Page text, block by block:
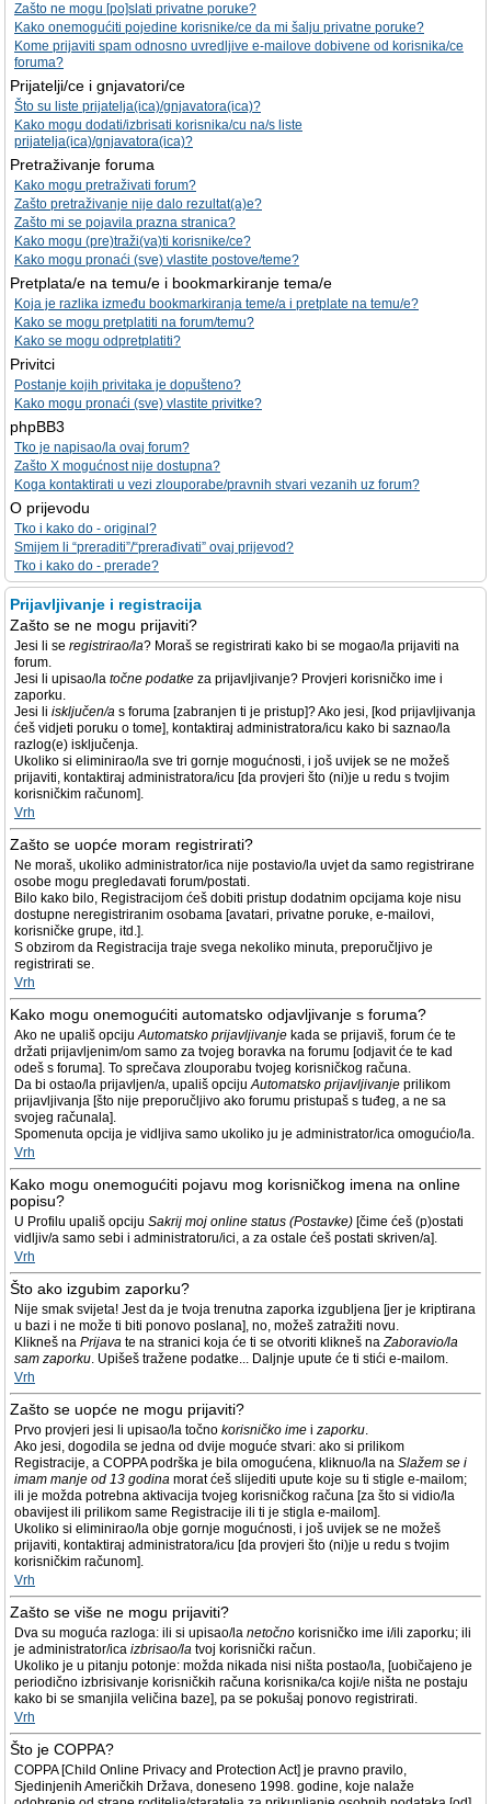
Zašto ne mogu [po]slati privatne poruke?
Kako onemogućiti pojedine korisnike/ce da mi šalju privatne poruke?
Kome prijaviti spam odnosno uvredljive e-mailove dobivene od korisnika/ce
foruma?
Prijatelji/ce i gnjavatori/ce
Što su liste prijatelja(ica)/gnjavatora(ica)?
Kako mogu dodati/izbrisati korisnika/cu na/s liste
prijatelja(ica)/gnjavatora(ica)?
Pretraživanje foruma
Kako mogu pretraživati forum?
Zašto pretraživanje nije dalo rezultat(a)e?
Zašto mi se pojavila prazna stranica?
Kako mogu (pre)traži(va)ti korisnike/ce?
Kako mogu pronaći (sve) vlastite postove/teme?
Pretplata/e na temu/e i bookmarkiranje tema/e
Koja je razlika između bookmarkiranja teme/a i pretplate na temu/e?
Kako se mogu pretplatiti na forum/temu?
Kako se mogu odpretplatiti?
Privitci
Postanje kojih privitaka je dopušteno?
Kako mogu pronaći (sve) vlastite privitke?
phpBB3
Tko je napisao/la ovaj forum?
Zašto X mogućnost nije dostupna?
Koga kontaktirati u vezi zlouporabe/pravnih stvari vezanih uz forum?
O prijevodu
Tko i kako do - original?
Smijem li “preraditi”/“prerađivati” ovaj prijevod?
Tko i kako do - prerade?
Prijavljivanje i registracija
Zašto se ne mogu prijaviti?
Jesi li se registrirao/la? Moraš se registrirati kako bi se mogao/la prijaviti na
forum.
Jesi li upisao/la točne podatke za prijavljivanje? Provjeri korisničko ime i
zaporku.
Jesi li isključen/a s foruma [zabranjen ti je pristup]? Ako jesi, [kod prijavljivanja
ćeš vidjeti poruku o tome], kontaktiraj administratora/icu kako bi saznao/la
razlog(e) isključenja.
Ukoliko si eliminirao/la sve tri gornje mogućnosti, i još uvijek se ne možeš
prijaviti, kontaktiraj administratora/icu [da provjeri što (ni)je u redu s tvojim
korisničkim računom].
Vrh
Zašto se uopće moram registrirati?
Ne moraš, ukoliko administrator/ica nije postavio/la uvjet da samo registrirane
osobe mogu pregledavati forum/postati.
Bilo kako bilo, Registracijom ćeš dobiti pristup dodatnim opcijama koje nisu
dostupne neregistriranim osobama [avatari, privatne poruke, e-mailovi,
korisničke grupe, itd.].
S obzirom da Registracija traje svega nekoliko minuta, preporučljivo je
registrirati se.
Vrh
Kako mogu onemogućiti automatsko odjavljivanje s foruma?
Ako ne upališ opcijuAutomatsko prijavljivanje kada se prijaviš, forum će te
držati prijavljenim/om samo za tvojeg boravka na forumu [odjavit će te kad
odeš s foruma]. To sprečava zlouporabu tvojeg korisničkog računa.
Da bi ostao/la prijavljen/a, upališ opcijuAutomatsko prijavljivanje prilikom
prijavljivanja [što nije preporučljivo ako forumu pristupaš s tuđeg, a ne sa
svojeg računala].
Spomenuta opcija je vidljiva samo ukoliko ju je administrator/ica omogućio/la.
Vrh
Kako mogu onemogućiti pojavu mog korisničkog imena na online
popisu?
U Profilu upališ opciju Sakrij moj online status (Postavke) [čime ćeš (p)ostati
vidljiv/a samo sebi i administratoru/ici, a za ostale ćeš postati skriven/a].
Vrh
Što ako izgubim zaporku?
Nije smak svijeta! Jest da je tvoja trenutna zaporka izgubljena [jer je kriptirana
u bazi i ne može ti biti ponovo poslana], no, možeš zatražiti novu.
Klikneš na Prijava te na stranici koja će ti se otvoriti klikneš naZaboravio/la
sam zaporku. Upišeš tražene podatke... Daljnje upute će ti stići e-mailom.
Vrh
Zašto se uopće ne mogu prijaviti?
Prvo provjeri jesi li upisao/la točno korisničko ime i zaporku.
Ako jesi, dogodila se jedna od dvije moguće stvari: ako si prilikom
Registracije, a COPPA podrška je bila omogućena, kliknuo/la na Slažem se i
imam manje od 13 godina morat ćeš slijediti upute koje su ti stigle e-mailom;
ili je možda potrebna aktivacija tvojeg korisničkog računa [za što si vidio/la
obavijest ili prilikom same Registracije ili ti je stigla e-mailom].
Ukoliko si eliminirao/la obje gornje mogućnosti, i još uvijek se ne možeš
prijaviti, kontaktiraj administratora/icu [da provjeri što (ni)je u redu s tvojim
korisničkim računom].
Vrh
Zašto se više ne mogu prijaviti?
Dva su moguća razloga: ili si upisao/la netočno korisničko ime i/ili zaporku; ili
je administrator/ica izbrisao/la tvoj korisnički račun.
Ukoliko je u pitanju potonje: možda nikada nisi ništa postao/la, [uobičajeno je
periodično izbrisivanje korisničkih računa korisnika/ca koji/e ništa ne postaju
kako bi se smanjila veličina baze], pa se pokušaj ponovo registrirati.
Vrh
Što je COPPA?
COPPA [Child Online Privacy and Protection Act] je pravno pravilo,
Sjedinjenih Američkih Država, doneseno 1998. godine, koje nalaže